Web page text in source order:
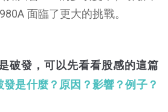
面臨了更大的挑戰。
破發，可以先看看股感的這篇
發是什麼？原因？影響？例子？